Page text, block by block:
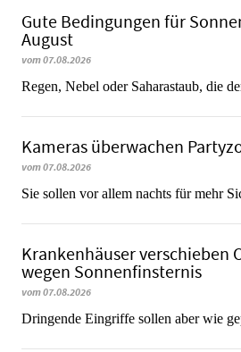
Gute Bedingungen für
August
vom 07.08.2026
Regen, Nebel oder Saharastaub, die
Kameras überwachen
vom 07.08.2026
Sie sollen vor allem nachts für mehr
Krankenhäuser verschieben
wegen Sonnenfinsternis
vom 07.08.2026
Dringende Eingriffe sollen aber wie